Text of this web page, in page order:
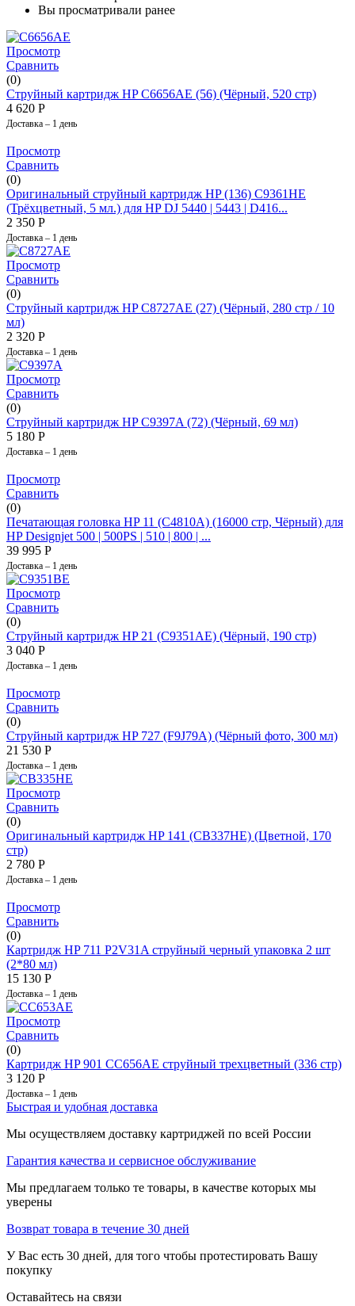
Вы просматривали ранее
Просмотр
Сравнить
(0)
Струйный картридж HP С6656АЕ (56) (Чёрный, 520 стр)
4 620 Р
Доставка – 1 день
Просмотр
Сравнить
(0)
Оригинальный струйный картридж HP (136) C9361HE
(Трёхцветный, 5 мл.) для HP DJ 5440 | 5443 | D416...
2 350 Р
Доставка – 1 день
Просмотр
Сравнить
(0)
Струйный картридж HP C8727AE (27)​ (Чёрный, 280 стр / 10
мл)
2 320 Р
Доставка – 1 день
Просмотр
Сравнить
(0)
Струйный картридж HP C9397A (72) (Чёрный, 69 мл)
5 180 Р
Доставка – 1 день
Просмотр
Сравнить
(0)
Печатающая головка HP 11 (C4810A) (16000 стр, Чёрный) для
HP Designjet 500 | 500PS | 510 | 800 | ...
39 995 Р
Доставка – 1 день
Просмотр
Сравнить
(0)
Струйный картридж HP 21 (C9351AE) (Чёрный, 190 стр)
3 040 Р
Доставка – 1 день
Просмотр
Сравнить
(0)
Струйный картридж HP 727 (F9J79A) (Чёрный фото, 300 мл)
21 530 Р
Доставка – 1 день
Просмотр
Сравнить
(0)
Оригинальный картридж HP 141 (CB337HE) (Цветной, 170
стр)
2 780 Р
Доставка – 1 день
Просмотр
Сравнить
(0)
Картридж HP 711 P2V31A струйный черный упаковка 2 шт
(2*80 мл)
15 130 Р
Доставка – 1 день
Просмотр
Сравнить
(0)
Картридж HP 901 СС656АЕ струйный трехцветный (336 стр)
3 120 Р
Доставка – 1 день
Быстрая и удобная доставка
Мы осуществляем доставку картриджей по всей России
Гарантия качества и сервисное обслуживание
Мы предлагаем только те товары, в качестве которых мы
уверены
Возврат товара в течение 30 дней
У Вас есть 30 дней, для того чтобы протестировать Вашу
покупку
Оставайтесь на связи